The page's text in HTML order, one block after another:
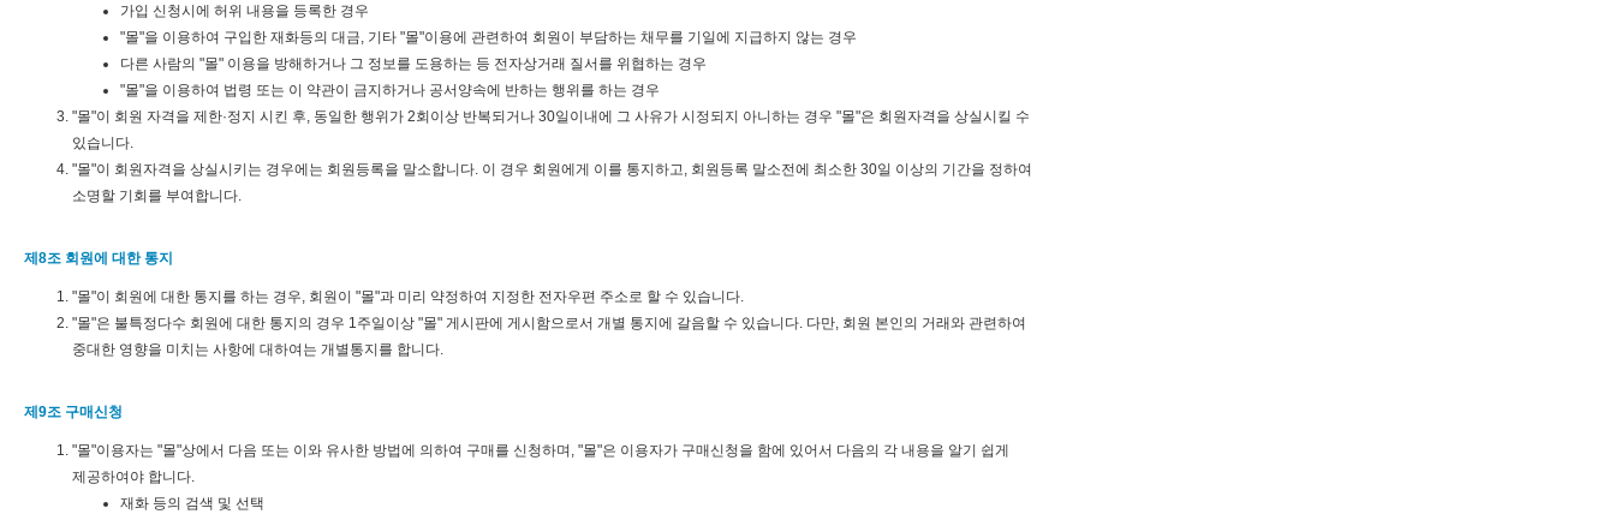
가입 신청시에 허위 내용을 등록한 경우
"몰"을 이용하여 구입한 재화등의 대금, 기타 "몰"이용에 관련하여 회원이 부담하는 채무를 기일에 지급하지 않는 경우
다른 사람의 "몰" 이용을 방해하거나 그 정보를 도용하는 등 전자상거래 질서를 위협하는 경우
"몰"을 이용하여 법령 또는 이 약관이 금지하거나 공서양속에 반하는 행위를 하는 경우
"몰"이 회원 자격을 제한·정지 시킨 후, 동일한 행위가 2회이상 반복되거나 30일이내에 그 사유가 시정되지 아니하는 경우 "몰"은 회원자격을 상실시킬 수
있습니다.
"몰"이 회원자격을 상실시키는 경우에는 회원등록을 말소합니다. 이 경우 회원에게 이를 통지하고, 회원등록 말소전에 최소한 30일 이상의 기간을 정하여
소명할 기회를 부여합니다.
제8조 회원에 대한 통지
"몰"이 회원에 대한 통지를 하는 경우, 회원이 "몰"과 미리 약정하여 지정한 전자우편 주소로 할 수 있습니다.
"몰"은 불특정다수 회원에 대한 통지의 경우 1주일이상 "몰" 게시판에 게시함으로서 개별 통지에 갈음할 수 있습니다. 다만, 회원 본인의 거래와 관련하여
중대한 영향을 미치는 사항에 대하여는 개별통지를 합니다.
제9조 구매신청
"몰"이용자는 "몰"상에서 다음 또는 이와 유사한 방법에 의하여 구매를 신청하며, "몰"은 이용자가 구매신청을 함에 있어서 다음의 각 내용을 알기 쉽게
제공하여야 합니다.
재화 등의 검색 및 선택